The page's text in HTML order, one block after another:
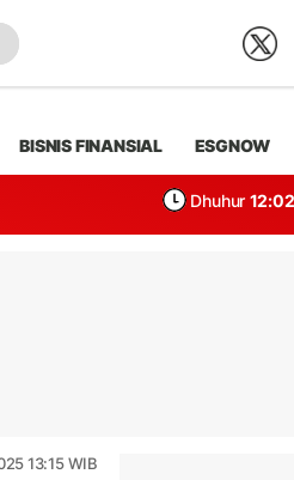
BISNIS FINANSIAL ESGNOW
Dhuhur
13:15 WIB